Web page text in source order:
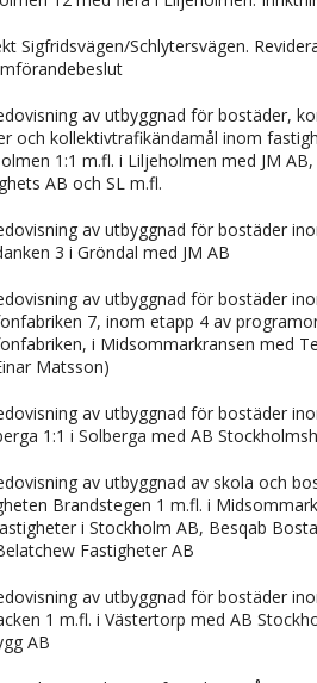
Sigfridsvägen/Schlytersvägen.
av utbyggnad för bostäder,
och kollektivtrafikändamål inom
1:1 m.fl. i Liljeholmen med JM
AB och SL m.fl.
av utbyggnad för bostäder
3 i Gröndal med JM AB
av utbyggnad för bostäder
7, inom etapp 4 av
i Midsommarkransen med
Matsson)
av utbyggnad för bostäder
1:1 i Solberga med AB
av utbyggnad av skola och
Brandstegen 1 m.fl. i
i Stockholm AB, Besqab
Fastigheter AB
av utbyggnad för bostäder
1 m.fl. i Västertorp med AB
AB